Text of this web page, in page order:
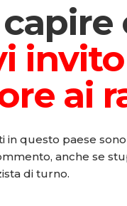
ai
questo paese
anche se
di turno.